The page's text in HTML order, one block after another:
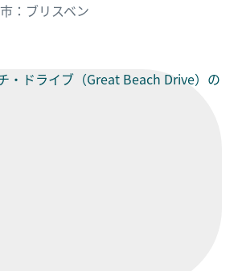
：ブリスベン